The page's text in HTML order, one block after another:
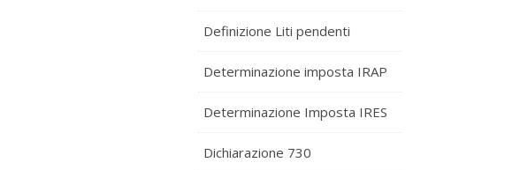
Definizione Liti pendenti
Determinazione imposta IRAP
Determinazione Imposta IRES
Dichiarazione 730